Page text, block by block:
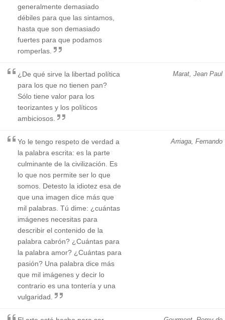
generalmente demasiado
débiles para que las sintamos,
hasta que son demasiado
fuertes para que podamos
romperlas.
Marat, Jean Paul
¿De qué sirve la libertad política
para los que no tienen pan?
Sólo tiene valor para los
teorizantes y los políticos
ambiciosos.
Arriaga, Fernando
Yo le tengo respeto de verdad a
la palabra escrita: es la parte
culminante de la civilización. Es
lo que nos permite ser lo que
somos. Detesto la idiotez esa de
que una imagen dice más que
mil palabras. Tú dime: ¿cuántas
imágenes necesitas para
describir el contenido de la
palabra cabrón? ¿Cuántas para
la palabra amor? ¿Cuántas para
pasión? Una palabra dice más
que mil imágenes y decir lo
contrario es una tontería y una
vulgaridad.